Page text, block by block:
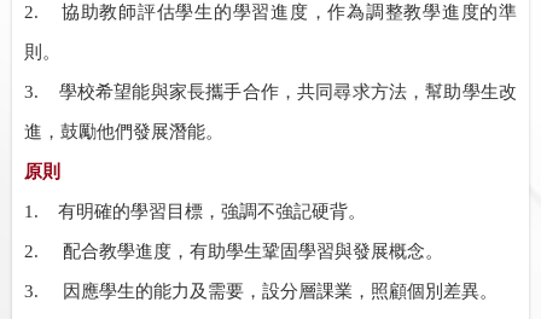
2.
協助教師評估學生的學習進度，作為調整教學進度的準
則。
3.
學校希望能與家長攜手合作，共同尋求方法，幫助學生改
進，鼓勵他們發展潛能。
原則
1.
有明確的學習目標，強調不強記硬背。
2.
配合教學進度，有助學生鞏固學習與發展概念。
3.
因應學生的能力及需要，設分層課業，照顧個別差異。